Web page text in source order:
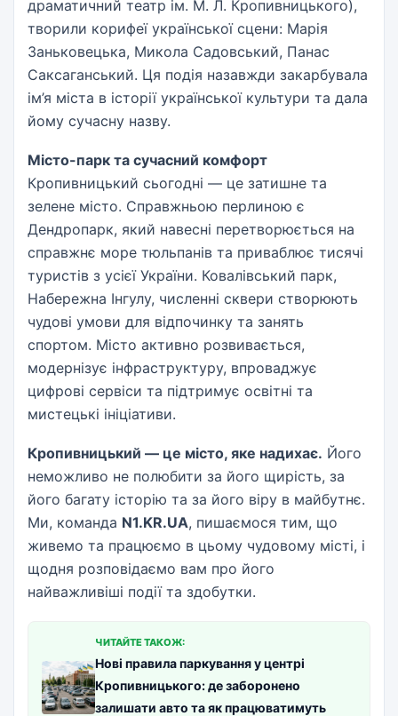
драматичний театр ім. М. Л. Кропивницького),
творили корифеї української сцени: Марія
Заньковецька, Микола Садовський, Панас
Саксаганський. Ця подія назавжди закарбувала
ім’я міста в історії української культури та дала
йому сучасну назву.
Місто-парк та сучасний комфорт
Кропивницький сьогодні — це затишне та
зелене місто. Справжньою перлиною є
Дендропарк, який навесні перетворюється на
справжнє море тюльпанів та приваблює тисячі
туристів з усієї України. Ковалівський парк,
Набережна Інгулу, численні сквери створюють
чудові умови для відпочинку та занять
спортом. Місто активно розвивається,
модернізує інфраструктуру, впроваджує
цифрові сервіси та підтримує освітні та
мистецькі ініціативи.
Кропивницький — це місто, яке надихає. Його
неможливо не полюбити за його щирість, за
його багату історію та за його віру в майбутнє.
Ми, команда N1.KR.UA, пишаємося тим, що
живемо та працюємо в цьому чудовому місті, і
щодня розповідаємо вам про його
найважливіші події та здобутки.
ЧИТАЙТЕ ТАКОЖ:
Нові правила паркування у центрі
Кропивницького: де заборонено
залишати авто та як працюватимуть